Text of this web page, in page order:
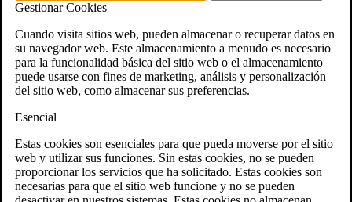
Gestionar Cookies
Cuando visita sitios web, pueden almacenar o recuperar datos en
su navegador web. Este almacenamiento a menudo es necesario
para la funcionalidad básica del sitio web o el almacenamiento
puede usarse con fines de marketing, análisis y personalización
del sitio web, como almacenar sus preferencias.
Esencial
Estas cookies son esenciales para que pueda moverse por el sitio
web y utilizar sus funciones. Sin estas cookies, no se pueden
proporcionar los servicios que ha solicitado. Estas cookies son
necesarias para que el sitio web funcione y no se pueden
»
Open Search Bar Search
Menu
401-331-6300
Áreas de Práctica
Ley de veteranos
¿Por qué contratar a CCK para apelar su
discapacidad conforme a lo dispuesto por el VA?
Testimonios